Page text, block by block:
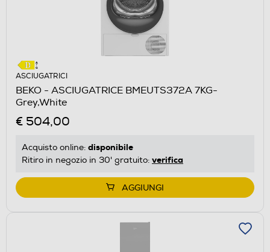
ASCIUGATRICI
BEKO - ASCIUGATRICE BMEUTS372A 7KG-
Grey,White
€ 504,00
Acquisto online: disponibile
Ritiro in negozio in 30' gratuito: verifica
AGGIUNGI